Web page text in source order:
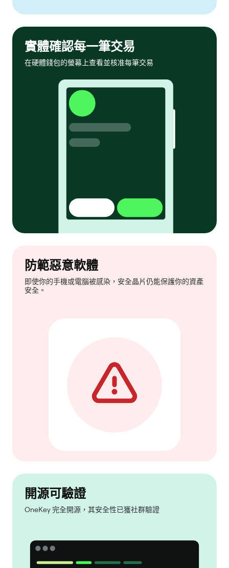
實體確認每一筆交易
在硬體錢包的螢幕上查看並核准每筆交易
防範惡意軟體
即使你的手機或電腦被感染，安全晶片仍能保護你的資產
安全。
開源可驗證
OneKey 完全開源，其安全性已獲社群驗證